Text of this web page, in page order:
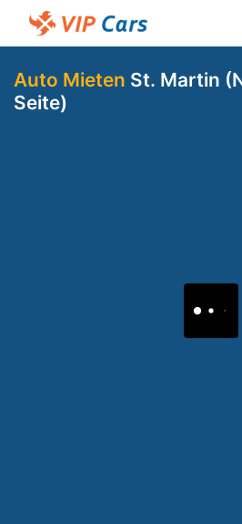
Auto Mieten St. Martin
Seite)